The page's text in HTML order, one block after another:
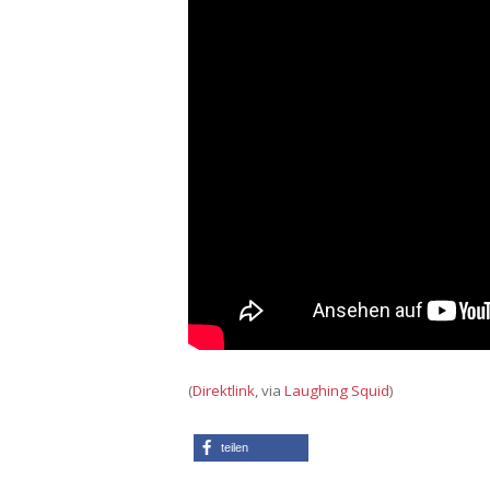
(Direktlink , via Laughing Squid)
teilen